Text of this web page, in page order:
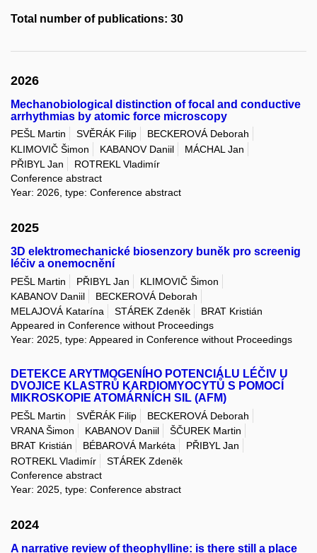
Total number of publications: 30
2026
Mechanobiological distinction of focal and conductive
arrhythmias by atomic force microscopy
PEŠL Martin SVĚRÁK Filip
BECKEROVÁ Deborah
KLIMOVIČ Šimon
KABANOV Daniil
MÁCHAL Jan
PŘIBYL Jan
ROTREKL Vladimír
Conference abstract
Year: 2026, type: Conference abstract
2025
3D elektromechanické biosenzory buněk pro screenig
léčiv a onemocnění
PEŠL Martin PŘIBYL Jan
KLIMOVIČ Šimon
KABANOV Daniil
BECKEROVÁ Deborah
MELAJOVÁ Katarína
STÁREK Zdeněk
BRAT Kristián
Appeared in Conference without Proceedings
Year: 2025, type: Appeared in Conference without Proceedings
DETEKCE ARYTMOGENÍHO POTENCIÁLU LÉČIV U
DVOJICE KLASTRŮ KARDIOMYOCYTŮ S POMOCÍ
MIKROSKOPIE ATOMÁRNÍCH SIL (AFM)
PEŠL Martin SVĚRÁK Filip
BECKEROVÁ Deborah
VRANA Šimon
KABANOV Daniil
ŠČUREK Martin
BRAT Kristián
BÉBAROVÁ Markéta
PŘIBYL Jan
ROTREKL Vladimír
STÁREK Zdeněk
Conference abstract
Year: 2025, type: Conference abstract
2024
A narrative review of theophylline: is there still a place